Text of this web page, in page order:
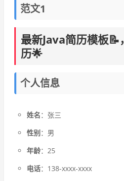
范文1
最新Java简历模板
历🌟
个人信息
姓名：张三
性别：男
年龄：25
电话：138-xxxx-xxxx